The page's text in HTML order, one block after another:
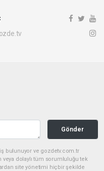
Gönder
bulunuyor ve gozdetv.com.tr
veya dolaylı tüm sorumluluğu tek
site yönetimi hiçbir şekilde